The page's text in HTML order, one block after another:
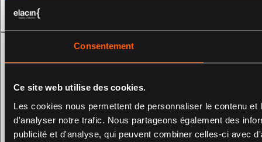
Consentement
Ce site web utilise des cookies.
Les cookies nous permettent de personnaliser le contenu
d'analyser notre trafic. Nous partageons également des
publicité et d'analyse, qui peuvent combiner celles-ci avec